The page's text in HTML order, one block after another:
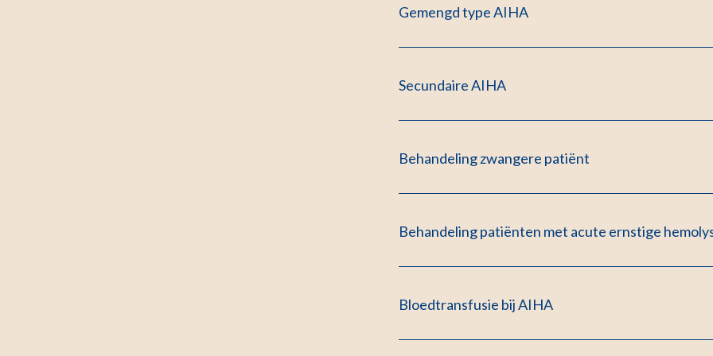
Gemengd type AIHA
Secundaire AIHA
Behandeling zwangere patiënt
Behandeling patiënten met acute ernstige
Bloedtransfusie bij AIHA